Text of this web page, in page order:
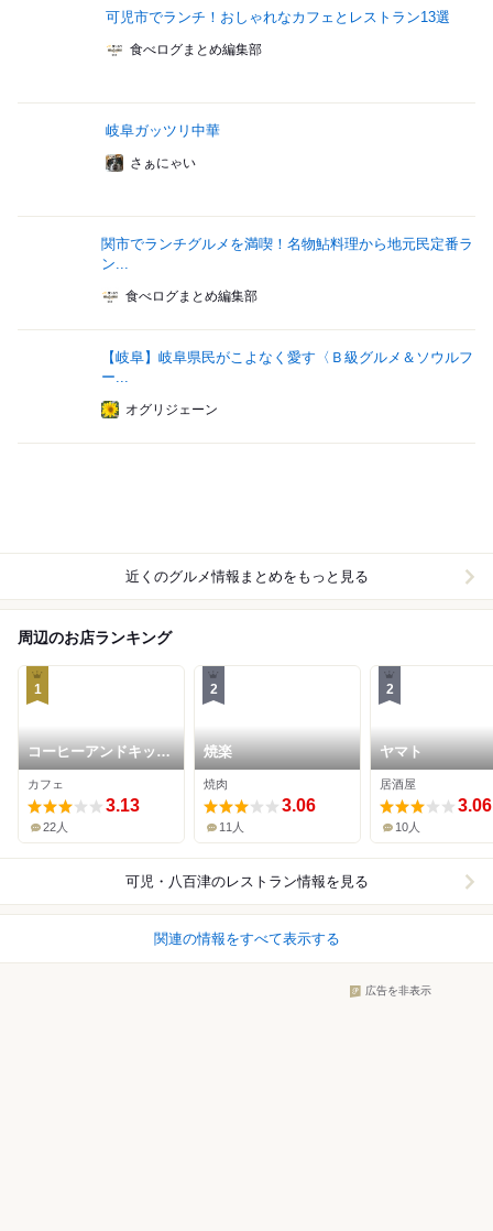
可児市でランチ！おしゃれなカフェとレストラン13選
食べログまとめ編集部
岐阜ガッツリ中華
さぁにゃい
関市でランチグルメを満喫！名物鮎料理から地元民定番ラ
ン...
食べログまとめ編集部
【岐阜】岐阜県民がこよなく愛す〈Ｂ級グルメ＆ソウルフ
ー...
オグリジェーン
近くのグルメ情報まとめをもっと見る
周辺のお店ランキング
1
コーヒーアンドキッチ
ンミナミ
カフェ
3.13
22人
2
焼楽
焼肉
3.06
11人
2
ヤマト
居酒屋
3.06
10人
可児・八百津のレストラン情報を見る
関連の情報をすべて表示する
広告を非表示